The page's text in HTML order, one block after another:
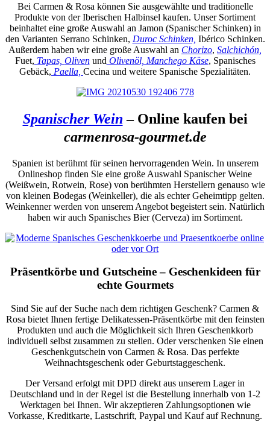
Bei Carmen & Rosa können Sie ausgewählte und traditionelle
Produkte von der Iberischen Halbinsel kaufen. Unser Sortiment
beinhaltet eine große Auswahl an Jamon (Spanischer Schinken) in
den Varianten Serrano Schinken, Duroc Schinken, Ibérico Schinken.
Außerdem haben wir eine große Auswahl an Chorizo, Salchichón,
Fuet, Tapas, Olivenund Olivenöl, Manchego Käse, Spanisches
Gebäck, Paella, Cecina und weitere Spanische Spezialitäten.
Spanischer Wein – Online kaufen bei
carmenrosa-gourmet.de
Spanien ist berühmt für seinen hervorragenden Wein. In unserem
Onlineshop finden Sie eine große Auswahl Spanischer Weine
(Weißwein, Rotwein, Rose) von berühmten Herstellern genauso wie
von kleinen Bodegas (Weinkeller), die als echter Geheimtipp gelten.
Weinkenner werden von unserem Angebot begeistert sein. Natürlich
haben wir auch Spanisches Bier (Cerveza) im Sortiment.
Präsentkörbe und Gutscheine – Geschenkideen für
echte Gourmets
Sind Sie auf der Suche nach dem richtigen Geschenk? Carmen &
Rosa bietet Ihnen fertige Delikatessen-Präsentkörbe mit den feinsten
Produkten und auch die Möglichkeit sich Ihren Geschenkkorb
individuell selbst zusammen zu stellen. Oder verschenken Sie einen
Geschenkgutschein von Carmen & Rosa. Das perfekte
Weihnachtsgeschenk oder Geburtstaggeschenk.
Der Versand erfolgt mit DPD direkt aus unserem Lager in
Deutschland und in der Regel ist die Bestellung innerhalb von 1-2
Werktagen bei Ihnen. Wir akzeptieren Zahlungsoptionen wie
Vorkasse, Kreditkarte, Lastschrift, Paypal und Kauf auf Rechnung.